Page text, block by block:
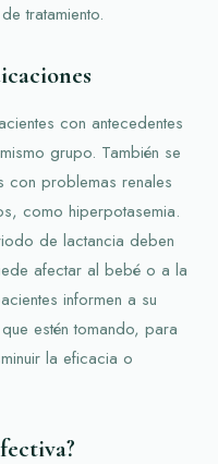
tratamiento.
con antecedentes
grupo. También se
con problemas renales
como hiperpotasemia.
de lactancia deben
afectar al bebé o a la
informen a su
estén tomando, para
la eficacia o